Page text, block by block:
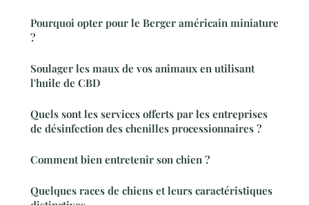
Pourquoi opter pour le Berger américain miniature
?
Soulager les maux de vos animaux en utilisant
l'huile de CBD
Quels sont les services offerts par les entreprises
de désinfection des chenilles processionnaires ?
Comment bien entretenir son chien ?
Quelques races de chiens et leurs caractéristiques